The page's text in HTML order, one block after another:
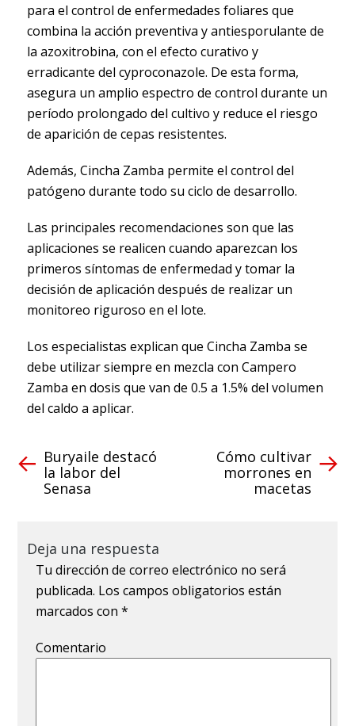
para el control de enfermedades foliares que
combina la acción preventiva y antiesporulante de
la azoxitrobina, con el efecto curativo y
erradicante del cyproconazole. De esta forma,
asegura un amplio espectro de control durante un
período prolongado del cultivo y reduce el riesgo
de aparición de cepas resistentes.
Además, Cincha Zamba permite el control del
patógeno durante todo su ciclo de desarrollo.
Las principales recomendaciones son que las
aplicaciones se realicen cuando aparezcan los
primeros síntomas de enfermedad y tomar la
decisión de aplicación después de realizar un
monitoreo riguroso en el lote.
Los especialistas explican que Cincha Zamba se
debe utilizar siempre en mezcla con Campero
Zamba en dosis que van de 0.5 a 1.5% del volumen
del caldo a aplicar.
Buryaile destacó
la labor del
Senasa
Cómo cultivar
morrones en
macetas
Deja una respuesta
Tu dirección de correo electrónico no será
publicada. Los campos obligatorios están
marcados con*
Comentario